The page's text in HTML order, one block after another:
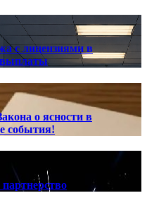
с лицензиями в
о ясности в
события!